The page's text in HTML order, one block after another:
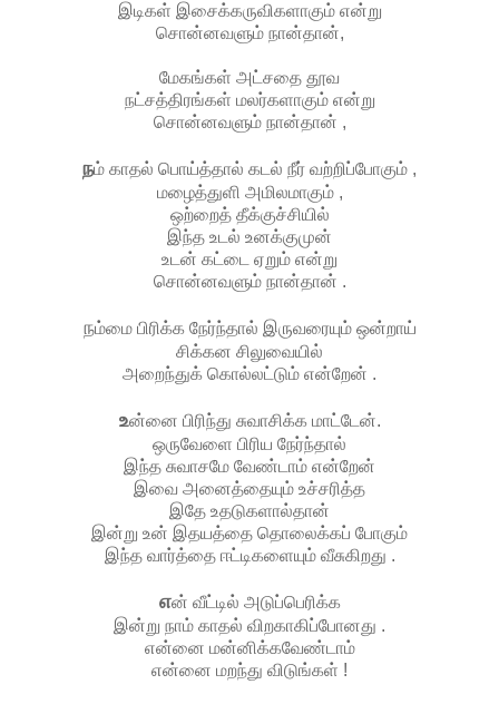
இடிகள் இசைக்கருவிகளாகும் என்று
சொன்னவளும் நான்தான்,
மேகங்கள் அட்சதை தூவ
நட்சத்திரங்கள் மலர்களாகும் என்று
சொன்னவளும் நான்தான் ,
நம் காதல் பொய்த்தால் கடல் நீர் வற்றிப்போகும் ,
மழைத்துளி அமிலமாகும் ,
ஒற்றைத் தீக்குச்சியில்
இந்த உடல் உனக்குமுன்
உடன் கட்டை ஏறும் என்று
சொன்னவளும் நான்தான் .
நம்மை பிரிக்க நேர்ந்தால் இருவரையும் ஒன்றாய்
சிக்கன சிலுவையில்
அறைந்துக் கொல்லட்டும் என்றேன் .
உன்னை பிரிந்து சுவாசிக்க மாட்டேன்.
ஒருவேளை பிரிய நேர்ந்தால்
இந்த சுவாசமே வேண்டாம் என்றேன்
இவை அனைத்தையும் உச்சரித்த
இதே உதடுகளால்தான்
இன்று உன் இதயத்தை தொலைக்கப் போகும்
இந்த வார்த்தை ஈட்டிகளையும் வீசுகிறது .
என் வீட்டில் அடுப்பெரிக்க
இன்று நாம் காதல் விறகாகிப்போனது .
என்னை மன்னிக்கவேண்டாம்
என்னை மறந்து விடுங்கள் !